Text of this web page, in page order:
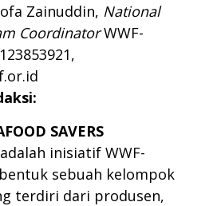
Zainuddin, National
CoordinatorWWF-
SAVERS
inisiatif WWF-
sebuah kelompok
terdiri dari produsen,